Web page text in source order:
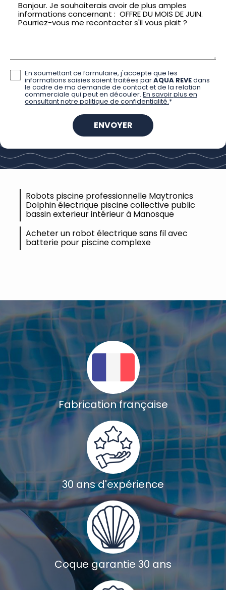
En soumettant ce formulaire, j'accepte que les
informations saisies soient traitées parAQUA REVEdans
le cadre de ma demande de contact et de la relation
commerciale qui peut en découler. En savoir plus en
consultant notre politique de confidentialité.*
Robots piscine professionnelle Maytronics
Dolphin électrique piscine collective public
bassin exterieur intérieur à Manosque
Acheter un robot électrique sans fil avec
batterie pour piscine complexe
Fabrication française
30 ans d'expérience
Coque garantie 30 ans